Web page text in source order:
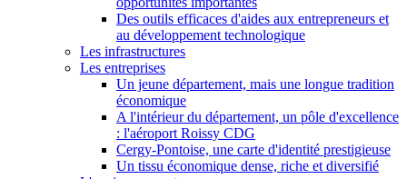
Des outils efficaces d'aides aux entrepreneurs et
au développement technologique
Les infrastructures
Les entreprises
Un jeune département, mais une longue tradition
économique
A l'intérieur du département, un pôle d'excellence
: l'aéroport Roissy CDG
Cergy-Pontoise, une carte d'identité prestigieuse
Un tissu économique dense, riche et diversifié